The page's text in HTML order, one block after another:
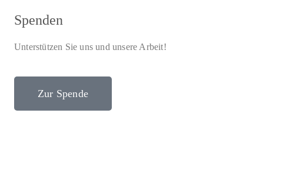
Spenden
Unterstützen Sie uns und unsere Arbeit!
Zur Spende